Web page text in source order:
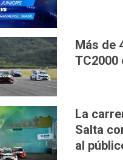
Más de
TC2000
La
Salta
al